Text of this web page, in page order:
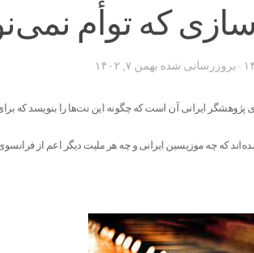
که توأم
· بروزرسانی شده بهمن ۷, ۱۴۰۲
ایرانی آن است که چگونه این نت‌ها را بنویسد که
که چه موزیسین ایرانی و چه هر ملیت دیگر اعم از